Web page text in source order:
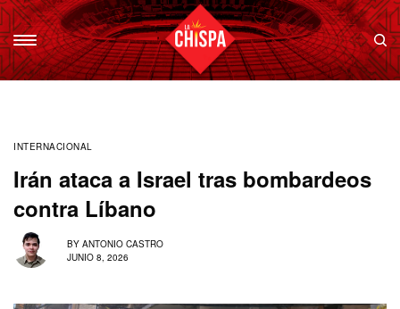
INTERNACIONAL
Irán ataca a Israel tras bombardeos
contra Líbano
BY ANTONIO CASTRO
JUNIO 8, 2026